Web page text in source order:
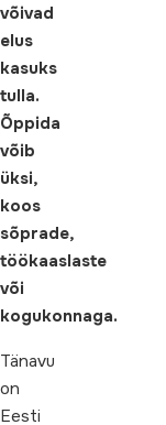
võivad
elus
kasuks
tulla.
Õppida
võib
üksi,
koos
sõprade,
töökaaslaste
või
kogukonnaga.
Tänavu
on
Eesti